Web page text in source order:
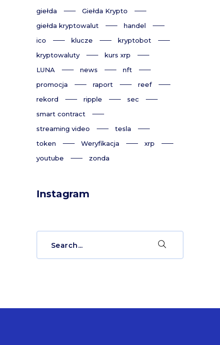
giełda
Giełda Krypto
giełda kryptowalut
handel
ico
klucze
kryptobot
kryptowaluty
kurs xrp
LUNA
news
nft
promocja
raport
reef
rekord
ripple
sec
smart contract
streaming video
tesla
token
Weryfikacja
xrp
youtube
zonda
Instagram